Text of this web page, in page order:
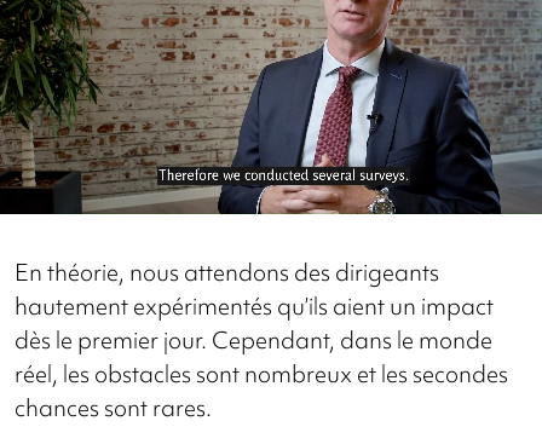
En théorie, nous attendons des dirigeants
hautement expérimentés qu’ils aient un impact
dès le premier jour. Cependant, dans le monde
réel, les obstacles sont nombreux et les secondes
chances sont rares.